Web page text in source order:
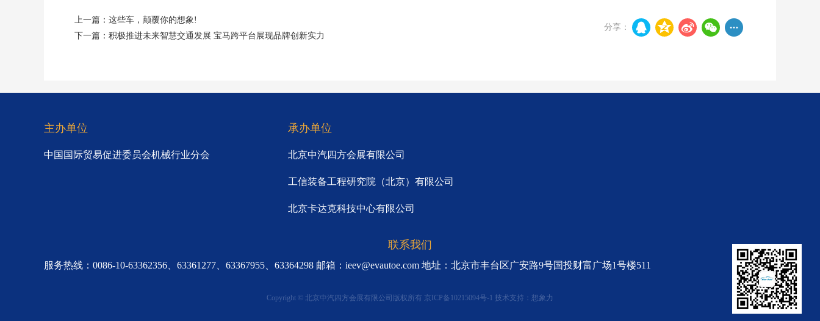
上一篇：这些车，颠覆你的想象!
下一篇：积极推进未来智慧交通发展 宝马跨平台展现品牌创新实力
分享：
主办单位
中国国际贸易促进委员会机械行业分会
承办单位
北京中汽四方会展有限公司
工信装备工程研究院（北京）有限公司
北京卡达克科技中心有限公司
联系我们
服务热线：0086-10-63362356、63361277、63367955、63364298 邮箱：ieev@evautoe.com 地址：北京市丰台区广安路9号国投财富广场1号楼511
Copyright © 北京中汽四方会展有限公司版权所有 京ICP备10215094号-1 技术支持： 想象力